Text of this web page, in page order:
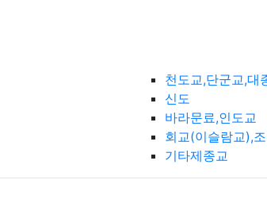
천도교,단군교,대
신도
바라문료,인도교
회교(이슬람교),
기타제종교